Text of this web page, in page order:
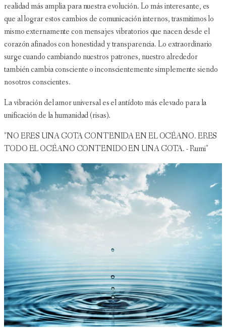
realidad más amplia para nuestra evolución. Lo más interesante, es
que al lograr estos cambios de comunicación internos, trasmitimos lo
mismo externamente con mensajes vibratorios que nacen desde el
corazón afinados con honestidad y transparencia. Lo extraordinario
surge cuando cambiando nuestros patrones, nuestro alrededor
también cambia consciente o inconscientemente simplemente siendo
nosotros conscientes.
La vibración del amor universal es el antídoto más elevado para la
unificación de la humanidad (risas).
"NO ERES UNA GOTA CONTENIDA EN EL OCÉANO. ERES
TODO EL OCÉANO CONTENIDO EN UNA GOTA. - Rumi"